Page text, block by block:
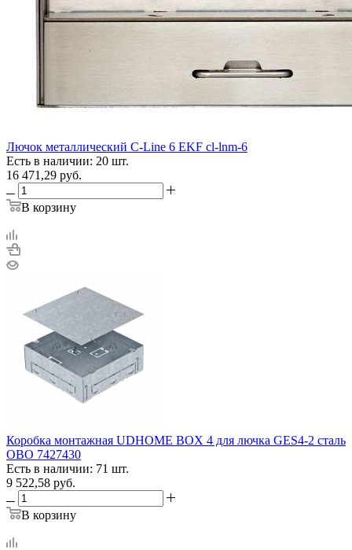
Лючок металлический C-Line 6 EKF cl-lnm-6
Есть в наличии: 20 шт.
16 471,29 руб.
В корзину
Коробка монтажная UDHOME BOX 4 для лючка GES4-2 сталь
OBO 7427430
Есть в наличии: 71 шт.
9 522,58 руб.
В корзину